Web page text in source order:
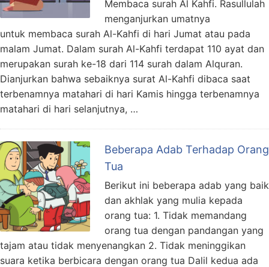
Membaca surah Al Kahfi. Rasullulah
menganjurkan umatnya
untuk membaca surah Al-Kahfi di hari Jumat atau pada
malam Jumat. Dalam surah Al-Kahfi terdapat 110 ayat dan
merupakan surah ke-18 dari 114 surah dalam Alquran.
Dianjurkan bahwa sebaiknya surat Al-Kahfi dibaca saat
terbenamnya matahari di hari Kamis hingga terbenamnya
matahari di hari selanjutnya, …
Beberapa Adab Terhadap Orang
Tua
Berikut ini beberapa adab yang baik
dan akhlak yang mulia kepada
orang tua: 1. Tidak memandang
orang tua dengan pandangan yang
tajam atau tidak menyenangkan 2. Tidak meninggikan
suara ketika berbicara dengan orang tua Dalil kedua ada